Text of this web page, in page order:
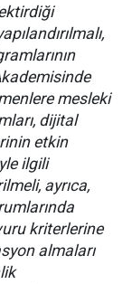
mesleki
dijital
etkin
ilgili
ayrıca,
kriterlerine
almaları